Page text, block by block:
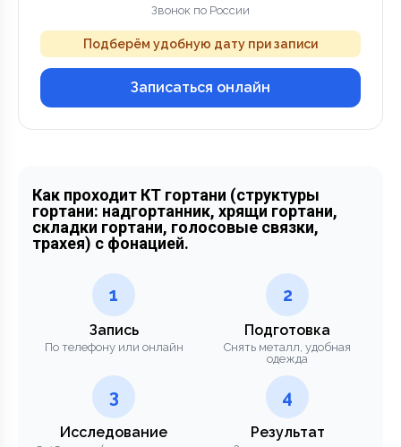
Звонок по России
Подберём удобную дату при записи
Записаться онлайн
Как проходит КТ гортани (структуры
гортани: надгортанник, хрящи гортани,
складки гортани, голосовые связки,
трахея) с фонацией.
1
Запись
По телефону или онлайн
2
Подготовка
Снять металл, удобная
одежда
3
Исследование
4
Результат